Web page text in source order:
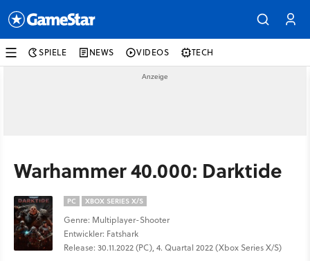
SPIELE NEWS VIDEOS TECH
Warhammer 40.000: Darktide
PC XBOX SERIES X/S
Genre: Multiplayer-Shooter
Entwickler: Fatshark
Release: 30.11.2022 (PC), 4. Quartal 2022 (Xbox Series X/S)